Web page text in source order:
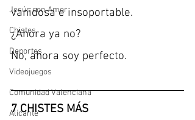
Jesús con Amor
Chistes
Deportes
Videojuegos
Comunidad Valenciana
Alicante
vanidosa e insoportable.
¿Ahora ya no?
No, ahora soy perfecto.
7 CHISTES MÁS